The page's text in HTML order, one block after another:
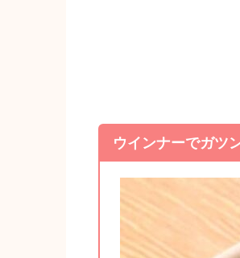
ウインナーでガツ